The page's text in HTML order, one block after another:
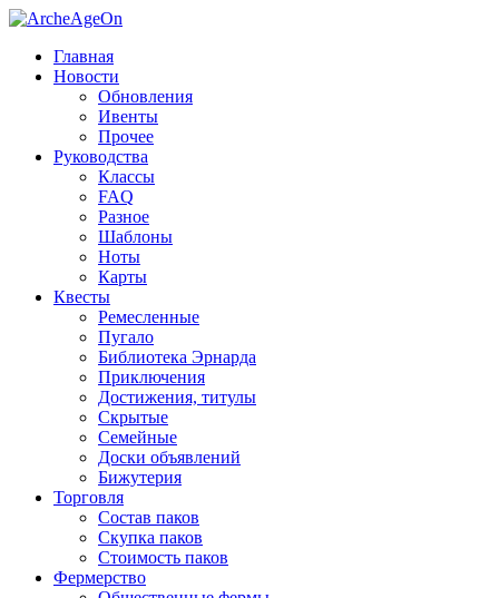
Главная
Новости
Обновления
Ивенты
Прочее
Руководства
Классы
FAQ
Разное
Шаблоны
Ноты
Карты
Квесты
Ремесленные
Пугало
Библиотека Эрнарда
Приключения
Достижения, титулы
Скрытые
Семейные
Доски объявлений
Бижутерия
Торговля
Состав паков
Скупка паков
Стоимость паков
Фермерство